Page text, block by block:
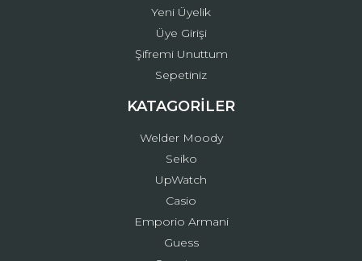
Yeni Üyelik
Üye Girişi
Şifremi Unuttum
Sepetiniz
KATAGORİLER
Welder Moody
Seiko
UpWatch
Casio
Emporio Armani
Guess